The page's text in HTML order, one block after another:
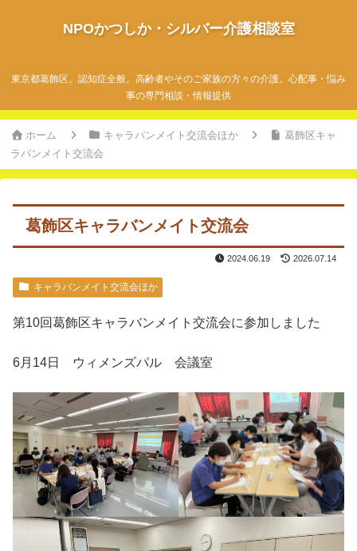
NPOかつしか・シルバー介護相談室
東京都葛飾区。認知症全般。高齢者やそのご家族の方々の介護。心配事・悩み
事の専門相談・情報提供
ホーム キャラバンメイト交流会ほか
葛飾区キャ
ラバンメイト交流会
葛飾区キャラバンメイト交流会
2024.06.19 2026.07.14
キャラバンメイト交流会ほか
第10回葛飾区キャラバンメイト交流会に参加しました
6月14日 ウィメンズパル 会議室